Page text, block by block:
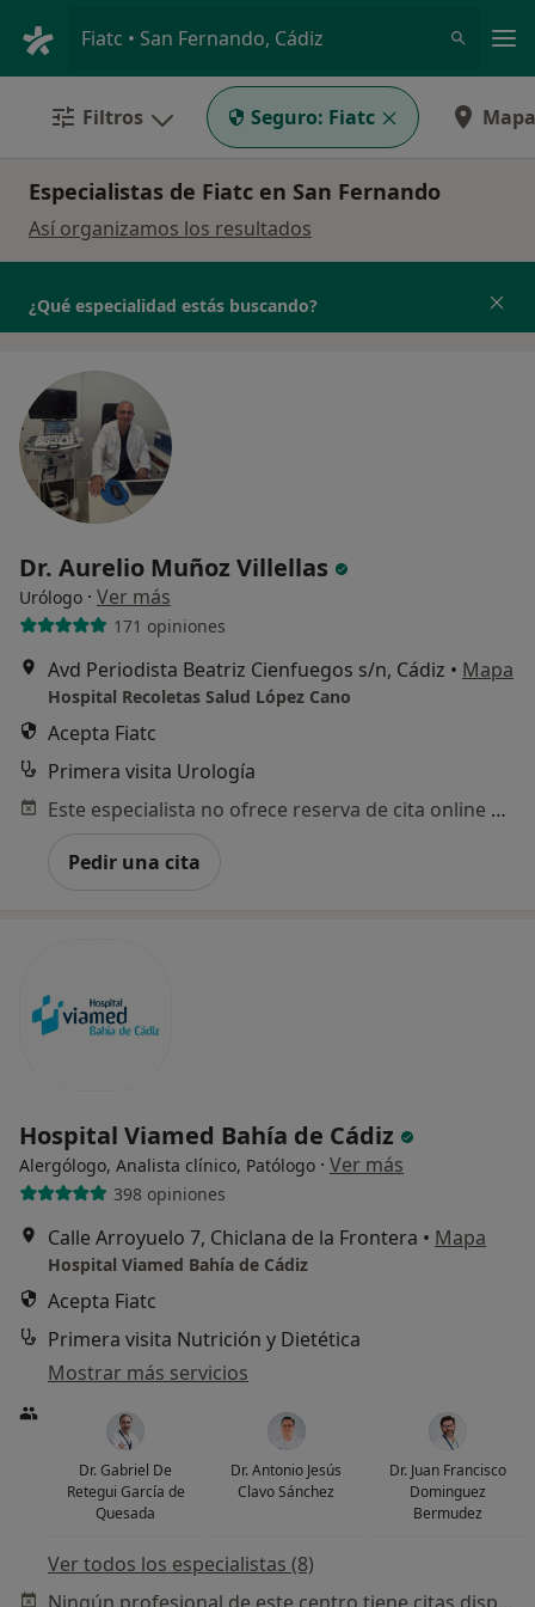
Fiatc • San Fernando, Cádiz
Filtros Seguro: Fiatc Mapa
Especialistas de Fiatc en San Fernando
Así organizamos los resultados
¿Qué especialidad estás buscando?
Dr. Aurelio Muñoz Villellas
Urólogo · Ver más
171 opiniones
Avd Periodista Beatriz Cienfuegos s/n, Cádiz • Mapa
Hospital Recoletas Salud López Cano
Acepta Fiatc
Primera visita Urología
Este especialista no ofrece reserva de cita online en esta dirección.
Pedir una cita
Hospital Viamed Bahía de Cádiz
Alergólogo, Analista clínico, Patólogo · Ver más
398 opiniones
Calle Arroyuelo 7, Chiclana de la Frontera • Mapa
Hospital Viamed Bahía de Cádiz
Acepta Fiatc
Primera visita Nutrición y Dietética
Mostrar más servicios
Dr. Gabriel De
Retegui García de
Quesada
Dr. Antonio Jesús
Clavo Sánchez
Dr. Juan Francisco
Dominguez
Bermudez
Ver todos los especialistas (8)